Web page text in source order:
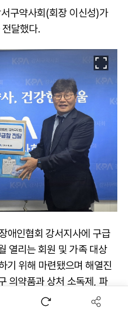
구약사회(회장 이신성)가
달했다.
애인협회 강서지사에 구급
열리는 회원 및 가족 대상
기 위해 마련됐으며 해열진
의약품과 상처 소독제, 파